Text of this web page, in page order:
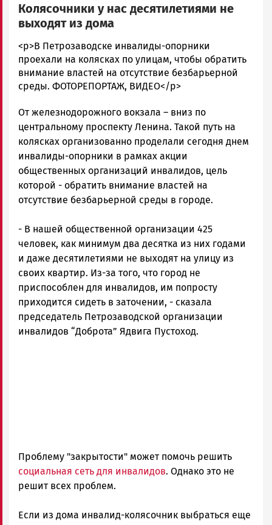
Колясочники у нас десятилетиями не
выходят из дома
admintimur
Новости
Петрозаводска
и
|
Петрозаводск
ГОВОРИТ
<p>В Петрозаводске инвалиды-опорники
проехали на колясках по улицам, чтобы обратить
внимание властей на отсутствие безбарьерной
среды. ФОТОРЕПОРТАЖ, ВИДЕО</p>
От железнодорожного вокзала – вниз по
центральному проспекту Ленина. Такой путь на
колясках организованно проделали сегодня днем
инвалиды-опорники в рамках акции
общественных организаций инвалидов, цель
которой - обратить внимание властей на
отсутствие безбарьерной среды в городе.
- В нашей общественной организации 425
человек, как минимум два десятка из них годами
и даже десятилетиями не выходят на улицу из
своих квартир. Из-за того, что город не
приспособлен для инвалидов, им попросту
приходится сидеть в заточении, - сказала
председатель Петрозаводской организации
инвалидов “Доброта” Ядвига Пустоход.
Проблему "закрытости" может помочь решить
социальная сеть для инвалидов. Однако это не
решит всех проблем.
Если из дома инвалид-колясочник выбраться еще